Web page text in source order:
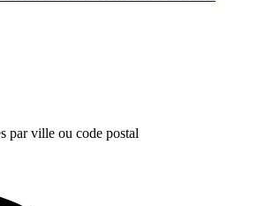
par ville ou code postal